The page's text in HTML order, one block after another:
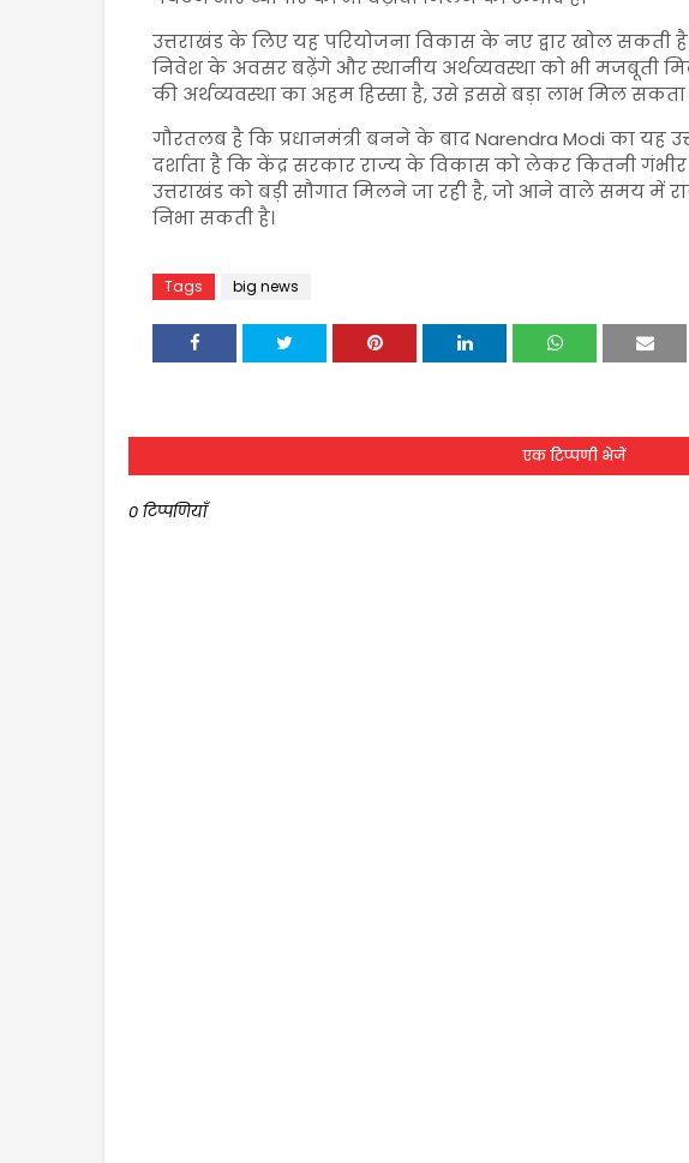
उत्तराखंड के लिए यह परियोजना विकास के नए द्वार खोल सकती
निवेश के अवसर बढ़ेंगे और स्थानीय अर्थव्यवस्था को भी मजबूती
की अर्थव्यवस्था का अहम हिस्सा है, उसे इससे बड़ा लाभ मिल सकता
गौरतलब है कि प्रधानमंत्री बनने के बादNarendra Modi का यह
दर्शाता है कि केंद्र सरकार राज्य के विकास को लेकर कितनी
उत्तराखंड को बड़ी सौगात मिलने जा रही है, जो आने वाले समय में
निभा सकती है।
Tags big news
एक टिप्पणी भेजें
0 टिप्पणियाँ